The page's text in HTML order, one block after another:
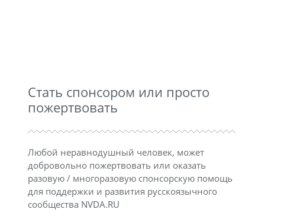
Стать спонсором или просто
пожертвовать
Любой неравнодушный человек, может
добровольно пожертвовать или оказать
разовую / многоразовую спонсорскую помощь
для поддержки и развития русскоязычного
сообщества NVDA.RU